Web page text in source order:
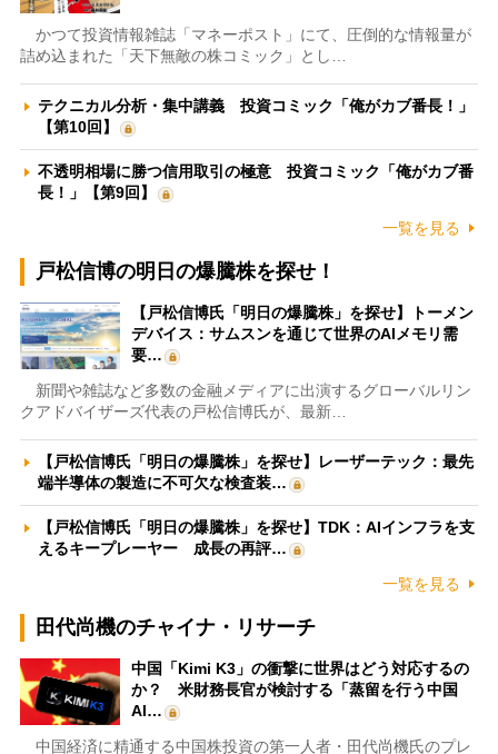
かつて投資情報雑誌「マネーポスト」にて、圧倒的な情報量が
詰め込まれた「天下無敵の株コミック」とし…
テクニカル分析・集中講義 投資コミック「俺がカブ番長！」
【第10回】
不透明相場に勝つ信用取引の極意 投資コミック「俺がカブ番
長！」【第9回】
一覧を見る
戸松信博の明日の爆騰株を探せ！
【戸松信博氏「明日の爆騰株」を探せ】トーメン
デバイス：サムスンを通じて世界のAIメモリ需
要…
新聞や雑誌など多数の金融メディアに出演するグローバルリン
クアドバイザーズ代表の戸松信博氏が、最新…
【戸松信博氏「明日の爆騰株」を探せ】レーザーテック：最先
端半導体の製造に不可欠な検査装…
【戸松信博氏「明日の爆騰株」を探せ】TDK：AIインフラを支
えるキープレーヤー 成長の再評…
一覧を見る
田代尚機のチャイナ・リサーチ
中国「Kimi K3」の衝撃に世界はどう対応するの
か？ 米財務長官が検討する「蒸留を行う中国
AI…
中国経済に精通する中国株投資の第一人者・田代尚機氏のプレ